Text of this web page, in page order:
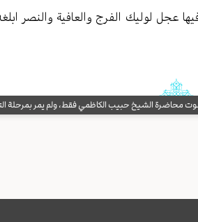
عجل لولیك الفرج والعافیة والنصر
محاضرة الشيخ حبيب الكاظمي فقط، ولم يمر بمرحلة